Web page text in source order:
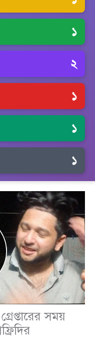
১
২
১
১
১
গ্রেপ্তারের সময়